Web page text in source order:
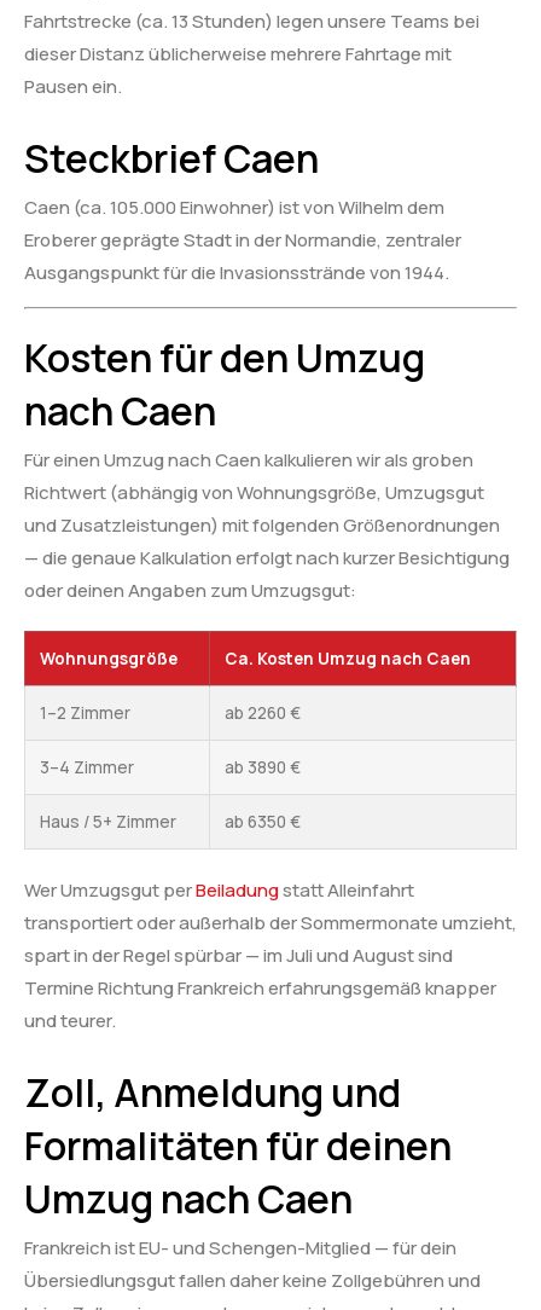
Fahrtstrecke (ca. 13 Stunden) legen unsere Teams bei
dieser Distanz üblicherweise mehrere Fahrtage mit
Pausen ein.
Steckbrief Caen
Caen (ca. 105.000 Einwohner) ist von Wilhelm dem
Eroberer geprägte Stadt in der Normandie, zentraler
Ausgangspunkt für die Invasionsstrände von 1944.
Kosten für den Umzug
nach Caen
Für einen Umzug nach Caen kalkulieren wir als groben
Richtwert (abhängig von Wohnungsgröße, Umzugsgut
und Zusatzleistungen) mit folgenden Größenordnungen
— die genaue Kalkulation erfolgt nach kurzer Besichtigung
oder deinen Angaben zum Umzugsgut:
Wohnungsgröße Ca. Kosten Umzug nach Caen
1–2 Zimmer ab 2260 €
3–4 Zimmer ab 3890 €
Haus / 5+ Zimmer ab 6350 €
Wer Umzugsgut perBeiladungstatt Alleinfahrt
transportiert oder außerhalb der Sommermonate umzieht,
spart in der Regel spürbar — im Juli und August sind
Termine Richtung Frankreich erfahrungsgemäß knapper
und teurer.
Zoll, Anmeldung und
Formalitäten für deinen
Umzug nach Caen
Frankreich ist EU- und Schengen-Mitglied — für dein
Übersiedlungsgut fallen daher keine Zollgebühren und